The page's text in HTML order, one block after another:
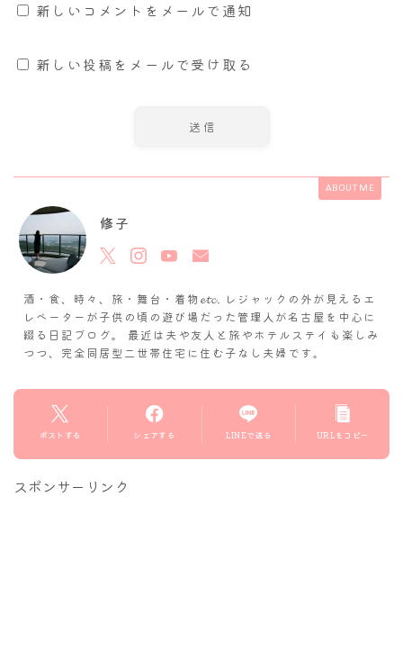
新しいコメントをメールで通知
新しい投稿をメールで受け取る
ABOUT ME
修子
酒・食、時々、旅・舞台・着物𝓮𝓽𝓬. レジャックの外が見えるエ
レベーターが子供の頃の遊び場だった管理人が名古屋を中心に
綴る日記ブログ。 最近は夫や友人と旅やホテルステイも楽しみ
つつ、完全同居型二世帯住宅に住む子なし夫婦です。
ポストする シェアする LINEで送る URLをコピー
スポンサーリンク